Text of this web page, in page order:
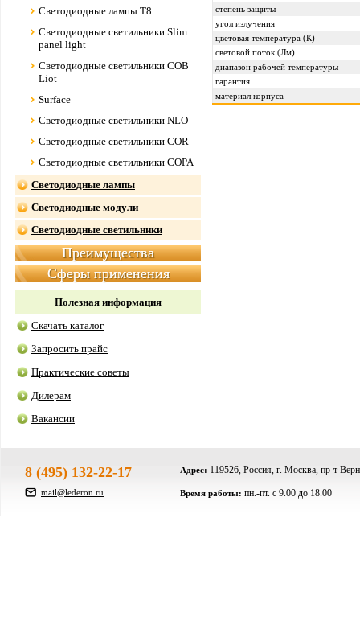
Светодиодные лампы Т8
Светодиодные светильники Slim
panel light
Светодиодные светильники COB
Liot
Surface
Светодиодные светильники NLO
Светодиодные светильники COR
Светодиодные светильники COPA
Светодиодные лампы
Светодиодные модули
Светодиодные светильники
Преимущества
Сферы применения
Полезная информация
Скачать каталог
Запросить прайс
Практические советы
Дилерам
Вакансии
степень защиты
угол излучения
цветовая температура (К)
световой поток (Лм)
диапазон рабочей температуры
гарантия
материал корпуса
8 (495) 132-22-17
mail@lederon.ru
Адрес: 119526, Россия, г. Москва, пр-т
Время работы: пн.-пт. c 9.00 до 18.00